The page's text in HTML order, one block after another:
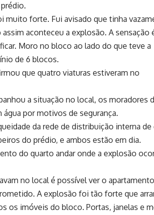
muito forte. Fui avisado que tinha
aconteceu a explosão. A sensação
Moro no bloco ao lado do que teve a
de 6 blocos.
que quatro viaturas estiveram no
a situação no local, os moradores
por motivos de segurança.
da rede de distribuição interna de
do prédio, e ambos estão em dia.
do quarto andar onde a explosão
no local é possível ver o
A explosão foi tão forte que
os imóveis do bloco. Portas, janelas e